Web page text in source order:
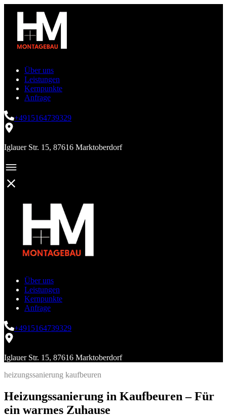
Über uns
Leistungen
Kernpunkte
Anfrage
+4915164739329
Iglauer Str. 15, 87616 Marktoberdorf
Über uns
Leistungen
Kernpunkte
Anfrage
+4915164739329
Iglauer Str. 15, 87616 Marktoberdorf
heizungssanierung kaufbeuren
Heizungssanierung in Kaufbeuren – Für
ein warmes Zuhause